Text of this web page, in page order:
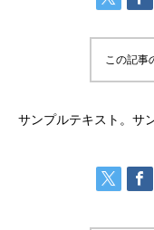
この記事
サンプルテキスト。サ